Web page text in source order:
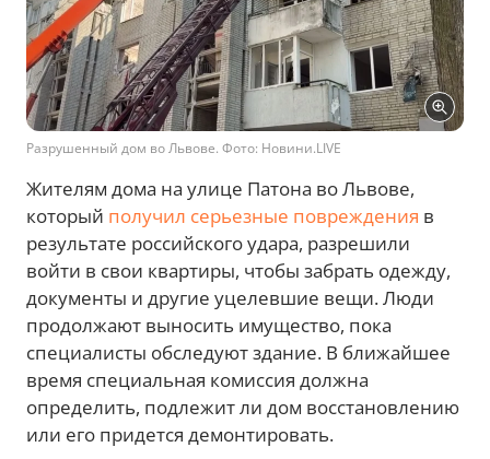
Разрушенный дом во Львове. Фото: Новини.LIVE
Жителям дома на улице Патона во Львове,
который получил серьезные повреждения в
результате российского удара, разрешили
войти в свои квартиры, чтобы забрать одежду,
документы и другие уцелевшие вещи. Люди
продолжают выносить имущество, пока
специалисты обследуют здание. В ближайшее
время специальная комиссия должна
определить, подлежит ли дом восстановлению
или его придется демонтировать.